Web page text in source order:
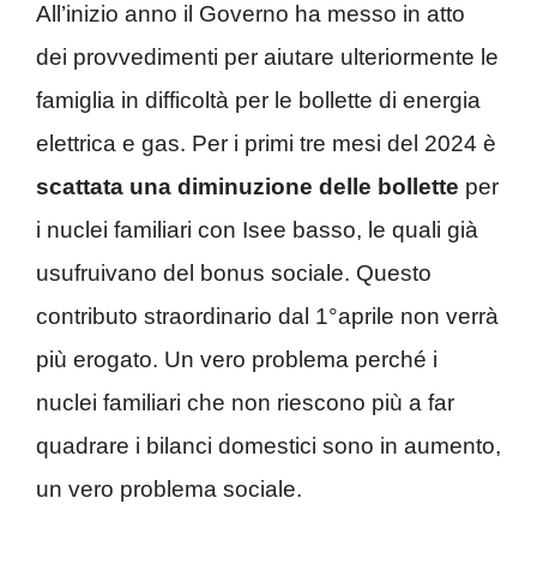
All’inizio anno il Governo ha messo in atto
dei provvedimenti per aiutare ulteriormente le
famiglia in difficoltà per le bollette di energia
elettrica e gas. Per i primi tre mesi del 2024 è
scattata una diminuzione delle bollette per
i nuclei familiari con Isee basso, le quali già
usufruivano del bonus sociale. Questo
contributo straordinario dal 1°aprile non verrà
più erogato. Un vero problema perché i
nuclei familiari che non riescono più a far
quadrare i bilanci domestici sono in aumento,
un vero problema sociale.